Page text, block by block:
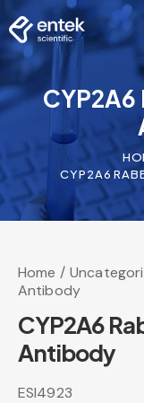
CYP2A6
Home
Antibody
CYP2A6
Antibody
ESI4923